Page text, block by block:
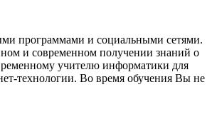
программами и социальными сетями.
и современном получении знаний о
учителю информатики для
технологии. Во время обучения Вы не